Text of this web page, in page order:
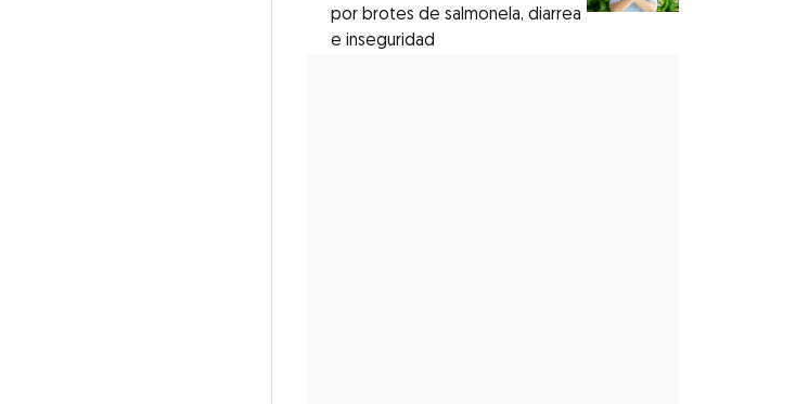
por brotes de salmonela, diarrea
e inseguridad